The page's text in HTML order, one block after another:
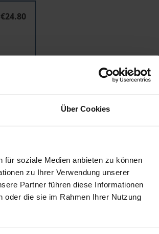
Über Cookies
für soziale Medien anbieten zu können
zu Ihrer Verwendung unserer
Partner führen diese Informationen
oder die sie im Rahmen Ihrer Nutzung
€24.80
Product safety
kritischer Entwicklungsphasen und